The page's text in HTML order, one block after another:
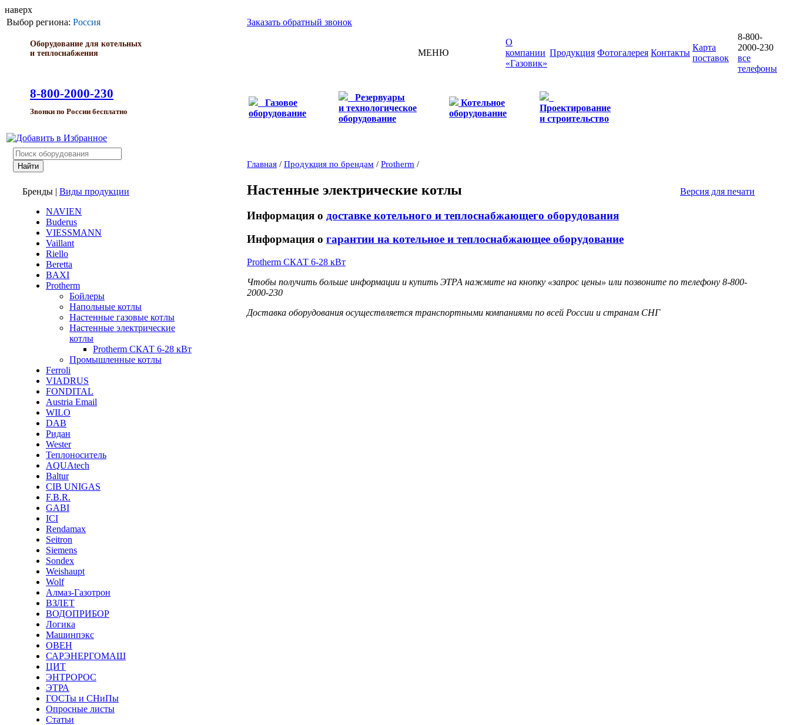
наверх
Выбор региона: Россия
Оборудование для котельных
и теплоснабжения
8-800-2000-230
Звонки по России бесплатно
Заказать обратный звонок
МЕНЮ
О
компании
«Газовик»
Продукция Фотогалерея Контакты
Карта
поставок
8-800-
2000-230
все
телефоны
Газовое
оборудование
Резервуары
и технологическое
оборудование
Котельное
оборудование
Проектирование
и строительство
Бренды | Виды продукции
NAVIEN
Buderus
VIESSMANN
Vaillant
Riello
Beretta
BAXI
Protherm
Бойлеры
Напольные котлы
Настенные газовые котлы
Настенные электрические
котлы
Protherm СКАТ 6-28 кВт
Промышленные котлы
Ferroli
VIADRUS
FONDITAL
Austria Email
WILO
DAB
Ридан
Wester
Теплоноситель
AQUAtech
Baltur
CIB UNIGAS
F.B.R.
GABI
ICI
Rendamax
Seitron
Siemens
Sondex
Weishaupt
Wolf
Алмаз-Газотрон
ВЗЛЕТ
ВОДОПРИБОР
Логика
Машинпэкс
ОВЕН
САРЭНЕРГОМАШ
ЦИТ
ЭНТРОРОС
ЭТРА
ГОСТы и СНиПы
Опросные листы
Статьи
Главная / Продукция по брендам / Protherm /
Версия для печати
Настенные электрические котлы
Информация о доставке котельного и теплоснабжающего оборудования
Информация о гарантии на котельное и теплоснабжающее оборудование
Protherm СКАТ 6-28 кВт
Чтобы получить больше информации и купить ЭТРА нажмите на кнопку «запрос цены» или позвоните по телефону 8-800-
2000-230
Доставка оборудования осуществляется транспортными компаниями по всей России и странам СНГ